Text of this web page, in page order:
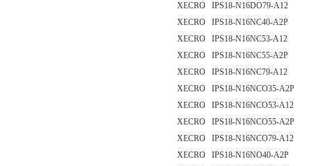
XECRO IPS18-N16DO79-A12
XECRO IPS18-N16NC40-A2P
XECRO IPS18-N16NC53-A12
XECRO IPS18-N16NC55-A2P
XECRO IPS18-N16NC79-A12
XECRO IPS18-N16NCO35-A2P
XECRO IPS18-N16NCO53-A12
XECRO IPS18-N16NCO55-A2P
XECRO IPS18-N16NCO79-A12
XECRO IPS18-N16NO40-A2P